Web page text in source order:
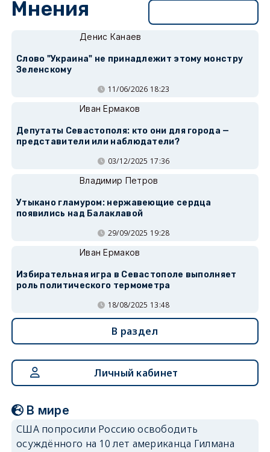
Мнения
Денис Канаев
Слово "Украина" не принадлежит этому монстру
Зеленскому
11/06/2026 18:23
Иван Ермаков
Депутаты Севастополя: кто они для города —
представители или наблюдатели?
03/12/2025 17:36
Владимир Петров
Утыкано гламуром: нержавеющие сердца
появились над Балаклавой
29/09/2025 19:28
Иван Ермаков
Избирательная игра в Севастополе выполняет
роль политического термометра
18/08/2025 13:48
В раздел
Личный кабинет
В мире
США попросили Россию освободить
осуждённого на 10 лет американца Гилмана